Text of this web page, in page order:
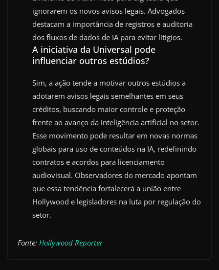
ignorarem os novos avisos legais. Advogados
destacam a importância de registros e auditoria
dos fluxos de dados de IA para evitar litígios.
A iniciativa da Universal pode
influenciar outros estúdios?
Sim, a ação tende a motivar outros estúdios a
adotarem avisos legais semelhantes em seus
créditos, buscando maior controle e proteção
frente ao avanço da inteligência artificial no setor.
Esse movimento pode resultar em novas normas
globais para uso de conteúdos na IA, redefinindo
contratos e acordos para licenciamento
audiovisual. Observadores do mercado apontam
que essa tendência fortalecerá a união entre
Hollywood e legisladores na luta por regulação do
setor.
Fonte: Hollywood Reporter